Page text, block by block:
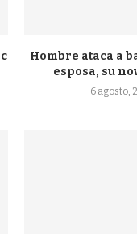
Hombre ataca a
esposa, su
6 agosto,